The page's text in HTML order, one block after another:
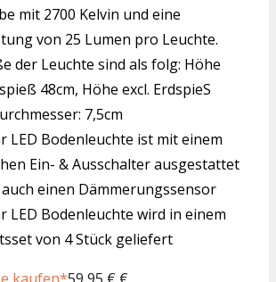
mit 2700 Kelvin und eine
von 25 Lumen pro Leuchte.
der Leuchte sind als folg: Höhe
48cm, Höhe excl. ErdspieS
7,5cm
LED Bodenleuchte ist mit einem
Ein- & Ausschalter ausgestattet
einen Dämmerungssensor
LED Bodenleuchte wird in einem
von 4 Stück geliefert